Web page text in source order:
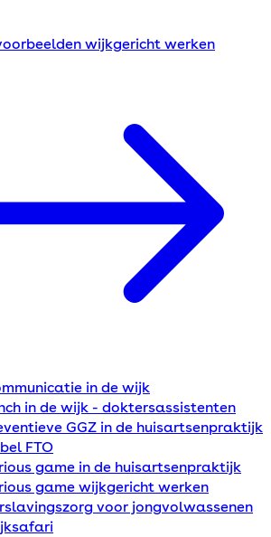
wijkgericht werken
in de wijk
in de wijk - doktersassistenten
GGZ in de huisartsenpraktijk
FTO
game in de huisartsenpraktijk
game wijkgericht werken
voor jongvolwassenen